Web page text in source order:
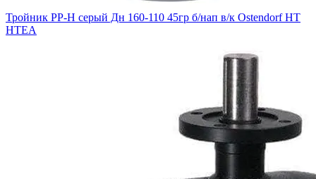
Тройник PP-H серый Дн 160-110 45гр б/нап в/к Ostendorf HT
HTEA